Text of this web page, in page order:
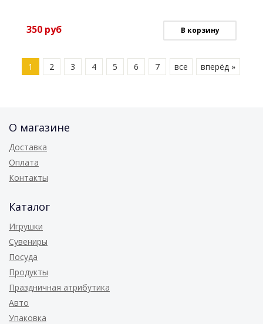
350 руб В корзину
1 2 3 4 5 6 7 все вперёд »
О магазине
Доставка
Оплата
Контакты
Каталог
Игрушки
Сувениры
Посуда
Продукты
Праздничная атрибутика
Авто
Упаковка